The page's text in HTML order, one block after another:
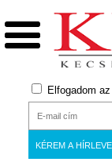
Elfogadom az